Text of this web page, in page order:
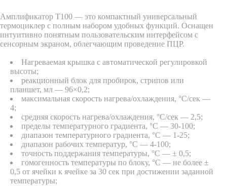
Амплификатор T100 — это компактный универсальный
термоциклер с полным набором удобных функций. Оснащен
интуитивно понятным пользовательским интерфейсом с
сенсорным экраном, облегчающим проведение ПЦР.
Нагреваемая крышка с автоматической регулировкой
высоты;
реакционный блок для пробирок, стрипов или
планшет, мл — 96×0,2;
максимальная скорость нагрева/охлаждения, °С/сек —
4;
средняя скорость нагрева/охлаждения, °С/сек — 2,5;
пределы температурного градиента, °C — 30-100;
диапазон температурного градиента, °C — 1-25;
диапазон рабочих температур, °C — 4-100;
точность поддержания температуры, °C — ± 0,5;
гомогенность температуры по блоку, °С — не более ±
0,5 от ячейки к ячейке за 30 сек при достижении заданной
температуры;